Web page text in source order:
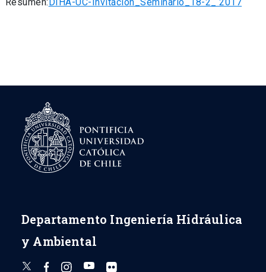
Departamento Ingeniería Hidráulica
y Ambiental